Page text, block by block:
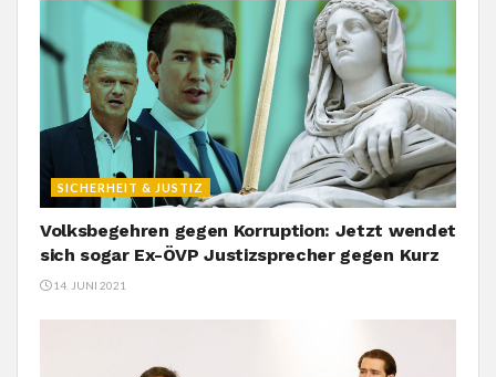
SICHERHEIT & JUSTIZ
Volksbegehren gegen Korruption: Jetzt wendet
sich sogar Ex-ÖVP Justizsprecher gegen Kurz
14. JUNI 2021